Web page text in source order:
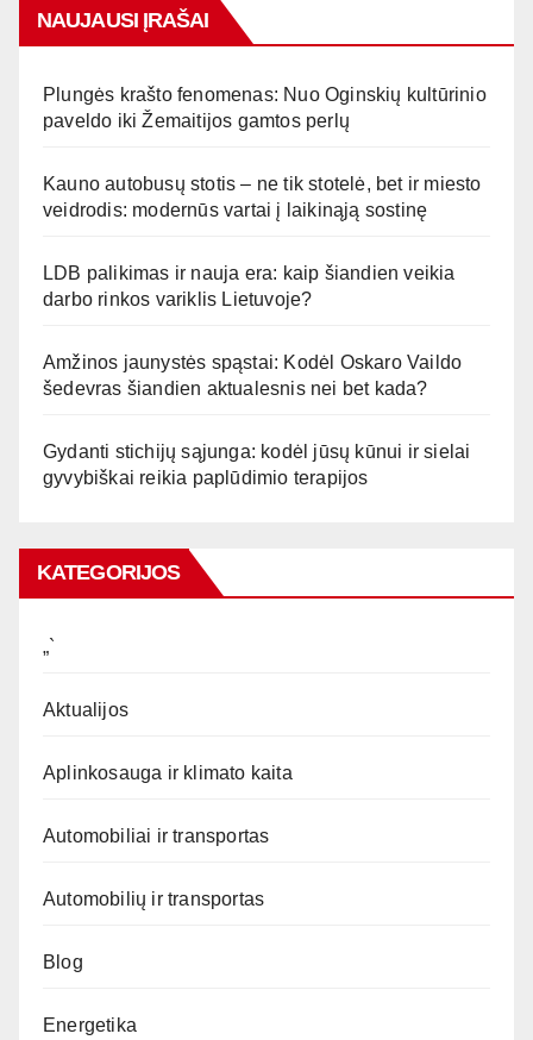
NAUJAUSI ĮRAŠAI
Plungės krašto fenomenas: Nuo Oginskių kultūrinio
paveldo iki Žemaitijos gamtos perlų
Kauno autobusų stotis – ne tik stotelė, bet ir miesto
veidrodis: modernūs vartai į laikinąją sostinę
LDB palikimas ir nauja era: kaip šiandien veikia
darbo rinkos variklis Lietuvoje?
Amžinos jaunystės spąstai: Kodėl Oskaro Vaildo
šedevras šiandien aktualesnis nei bet kada?
Gydanti stichijų sąjunga: kodėl jūsų kūnui ir sielai
gyvybiškai reikia paplūdimio terapijos
KATEGORIJOS
„`
Aktualijos
Aplinkosauga ir klimato kaita
Automobiliai ir transportas
Automobilių ir transportas
Blog
Energetika